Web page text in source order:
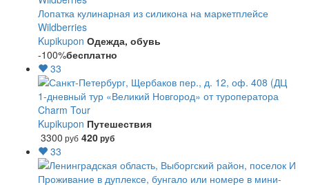
Лопатка кулинарная из силикона на маркетплейсе
Wildberries
Kupikupon Одежда, обувь
-100%бесплатно
33
1-дневный тур «Великий Новгород» от туроператора
Charm Tour
Kupikupon Путешествия
3300 руб 420руб
33
Проживание в дуплексе, бунгало или номере в мини-